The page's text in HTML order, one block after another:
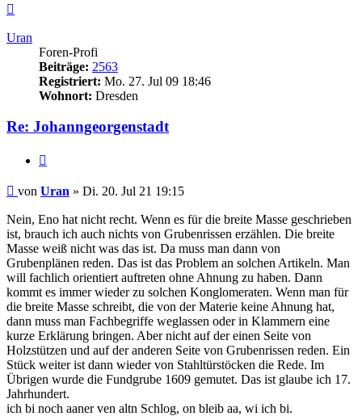
Uran
Foren-Profi
Beiträge: 2563
Registriert: Mo. 27. Jul 09 18:46
Wohnort: Dresden
Re: Johanngeorgenstadt
Beitrag
von Uran » Di. 20. Jul 21 19:15
Nein, Eno hat nicht recht. Wenn es für die breite Masse geschrieben
ist, brauch ich auch nichts von Grubenrissen erzählen. Die breite
Masse weiß nicht was das ist. Da muss man dann von
Grubenplänen reden. Das ist das Problem an solchen Artikeln. Man
will fachlich orientiert auftreten ohne Ahnung zu haben. Dann
kommt es immer wieder zu solchen Konglomeraten. Wenn man für
die breite Masse schreibt, die von der Materie keine Ahnung hat,
dann muss man Fachbegriffe weglassen oder in Klammern eine
kurze Erklärung bringen. Aber nicht auf der einen Seite von
Holzstützen und auf der anderen Seite von Grubenrissen reden. Ein
Stück weiter ist dann wieder von Stahltürstöcken die Rede. Im
Übrigen wurde die Fundgrube 1609 gemutet. Das ist glaube ich 17.
Jahrhundert.
ich bi noch aaner ven altn Schlog, on bleib aa, wi ich bi.